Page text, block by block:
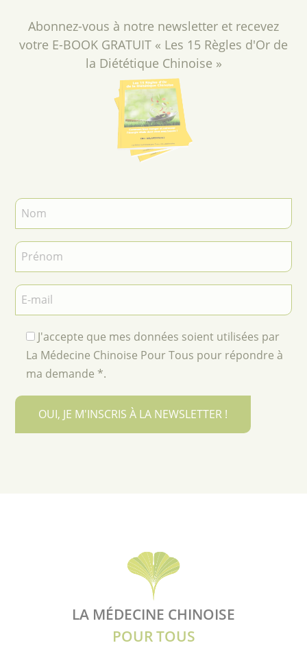
Abonnez-vous à notre newsletter et recevez
votre E-BOOK GRATUIT « Les 15 Règles d'Or de
la Diététique Chinoise »
J'accepte que mes données soient utilisées par
La Médecine Chinoise Pour Tous pour répondre à
ma demande *.
OUI, JE M'INSCRIS À LA NEWSLETTER !
LA MÉDECINE CHINOISE
POUR TOUS